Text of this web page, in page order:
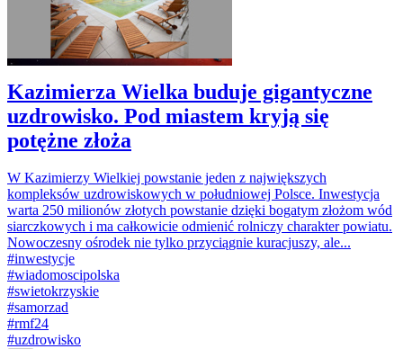
Kazimierza Wielka buduje gigantyczne
uzdrowisko. Pod miastem kryją się
potężne złoża
W Kazimierzy Wielkiej powstanie jeden z największych
kompleksów uzdrowiskowych w południowej Polsce. Inwestycja
warta 250 milionów złotych powstanie dzięki bogatym złożom wód
siarczkowych i ma całkowicie odmienić rolniczy charakter powiatu.
Nowoczesny ośrodek nie tylko przyciągnie kuracjuszy, ale...
#inwestycje
#wiadomoscipolska
#swietokrzyskie
#samorzad
#rmf24
#uzdrowisko